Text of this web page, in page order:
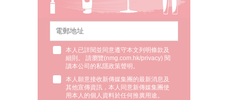
本人已詳閱並同意遵守本文列明條款及
細則。 請瀏覽(nmg.com.hk/privacy) 閱
讀本公司的私隱政策聲明。
本人願意接收新傳媒集團的最新消息及
其他宣傳資訊，本人同意新傳媒集團使
用本人的個人資料於任何推廣用途。